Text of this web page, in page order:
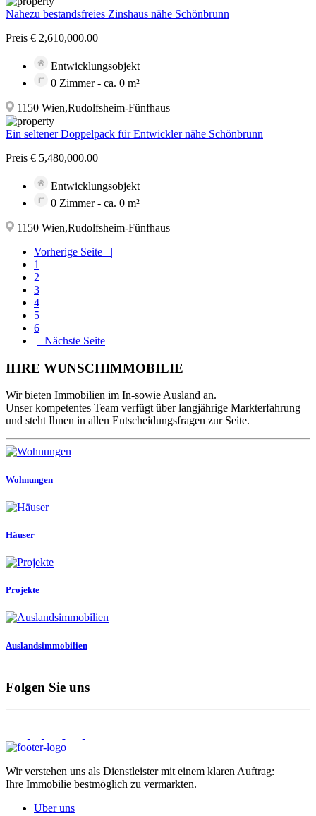
Nahezu bestandsfreies Zinshaus nähe Schönbrunn
Preis € 2,610,000.00
Entwicklungsobjekt
0 Zimmer - ca. 0 m²
1150 Wien,Rudolfsheim-Fünfhaus
Ein seltener Doppelpack für Entwickler nähe Schönbrunn
Preis € 5,480,000.00
Entwicklungsobjekt
0 Zimmer - ca. 0 m²
1150 Wien,Rudolfsheim-Fünfhaus
Vorherige Seite |
1
2
3
4
5
6
| Nächste Seite
IHRE WUNSCHIMMOBILIE
Wir bieten Immobilien im In-sowie Ausland an.
Unser kompetentes Team verfügt über langjährige Markterfahrung
und steht Ihnen in allen Entscheidungsfragen zur Seite.
Wohnungen
Häuser
Projekte
Auslandsimmobilien
Folgen Sie uns
Wir verstehen uns als Dienstleister mit einem klaren Auftrag:
Ihre Immobilie bestmöglich zu vermarkten.
Uber uns